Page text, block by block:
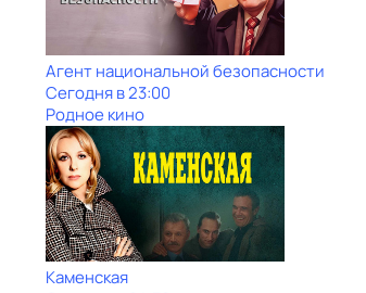
Агент национальной безопасности
Сегодня в 23:00
Родное кино
Каменская